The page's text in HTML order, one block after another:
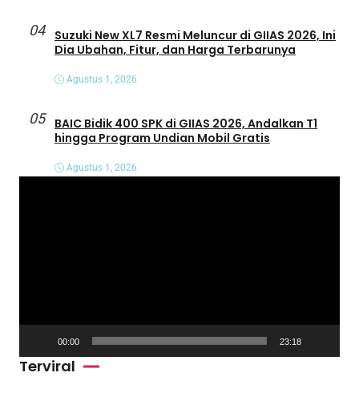
04
Suzuki New XL7 Resmi Meluncur di GIIAS 2026, Ini
Dia Ubahan, Fitur, dan Harga Terbarunya
Agustus 1, 2026
05
BAIC Bidik 400 SPK di GIIAS 2026, Andalkan T1
hingga Program Undian Mobil Gratis
Agustus 1, 2026
d
00:00 23:18
Terviral